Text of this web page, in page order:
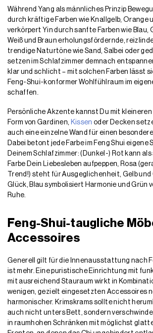
Während Yang als männliches Prinzip
durch kräftige Farben wie Knallgelb, Orange
verkörpert Yin durch sanfte Farben wie Blau,
Weiß und Braun erholungsfördernde,
trendige Naturtöne wie Sand, Salbei oder
setzen im Schlafzimmer demnach
klar und schlicht – mit solchen Farben lässt
Feng-Shui-konformer Wohlfühlraum im
schaffen.
Persönliche Akzente kannst Du mit
Form von Gardinen, Kissen oder Decken
auch eine einzelne Wand für einen
Dabei betont jede Farbe im Feng Shui eigene
Deinem Schlafzimmer: (Dunkel-) Rot kann
Farbe Dein Liebesleben aufpeppen, Rosa
Trend!) steht für Ausgeglichenheit, Gelb
Glück, Blau symbolisiert Harmonie und Grün
Ruhe.
Feng-Shui-taugliche
Accessoires
Generell gilt für die Innenausstattung nach
ist mehr. Eine puristische Einrichtung mit
mit ausreichend Stauraum wirkt in
wenigen, gezielt eingesetzten Accessoires
harmonischer. Krimskrams sollte nicht
auch nicht unters Bett, sondern
in raumhohen Schränken mit möglichst